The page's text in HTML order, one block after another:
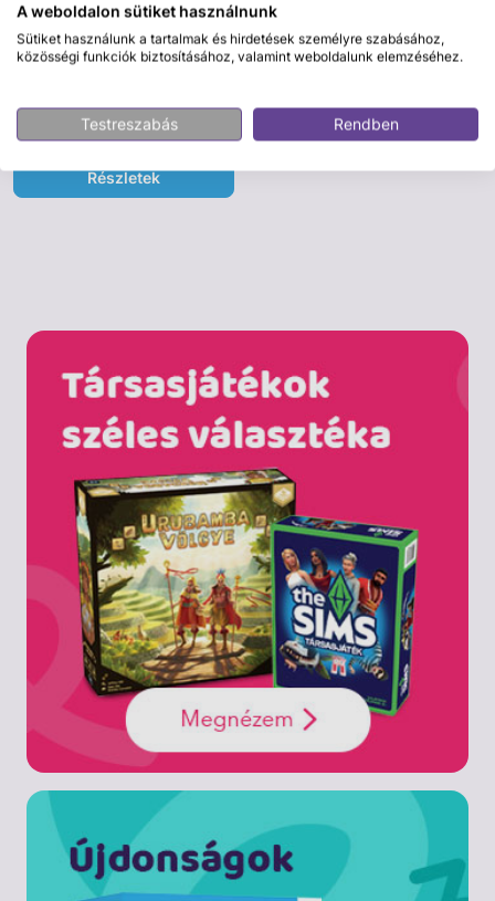
IWAYA
4 995 Ft
Részletek
A weboldalon sütiket használnunk
Sütiket használunk a tartalmak és hirdetések személyre szabásához,
közösségi funkciók biztosításához, valamint weboldalunk elemzéséhez.
Testreszabás Rendben